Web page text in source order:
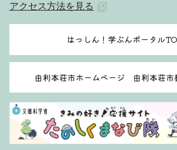
アクセス方法を見る
はっしん！学ぶんポータル
由利本荘市ホームページ 由利本荘市